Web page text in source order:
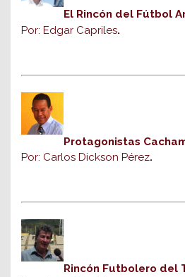
El Rincón del Fútbol
Por: Edgar Capriles.
Protagonistas
Por: Carlos Dickson Pérez.
Rincón Futbolero del